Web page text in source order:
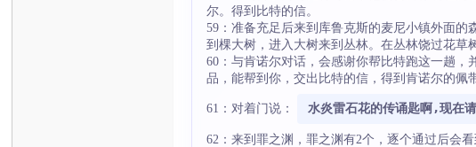
尔。得到比特的信。
59：准备充足后来到库鲁克斯的麦尼小镇外面
到棵大树，进入大树来到丛林。在丛林饶过花草
60：与肯诺尔对话，会感谢你帮比特跑这一趟
品，能帮到你，交出比特的信，得到肯诺尔的佩
61：对着门说： 水炎雷石花的传诵匙啊,现在
62：来到罪之渊，罪之渊有2个，逐个通过后会